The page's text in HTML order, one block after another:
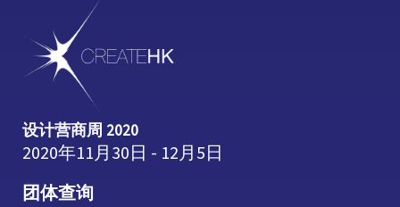
设计营商周 2020
2020年11月30日 - 12月5日
团体查询